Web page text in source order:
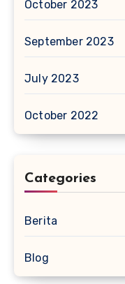
October 2023
September 2023
July 2023
October 2022
Categories
Berita
Blog